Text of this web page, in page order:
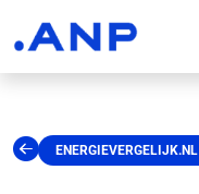
ENERGIEVERGELIJK.NL